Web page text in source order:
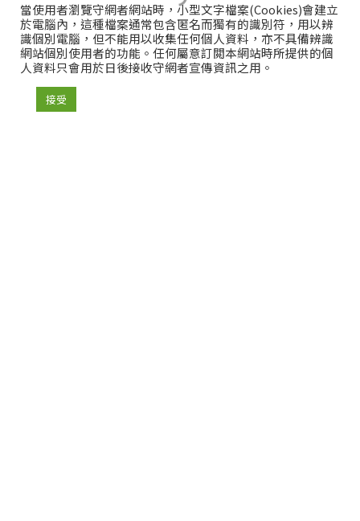
當使用者瀏覽守網者網站時，小型文字檔案(Cookies)會建立
於電腦內，這種檔案通常包含匿名而獨有的識別符，用以辨
識個別電腦，但不能用以收集任何個人資料，亦不具備辨識
網站個別使用者的功能。任何屬意訂閲本網站時所提供的個
人資料只會用於日後接收守網者宣傳資訊之用。
接受